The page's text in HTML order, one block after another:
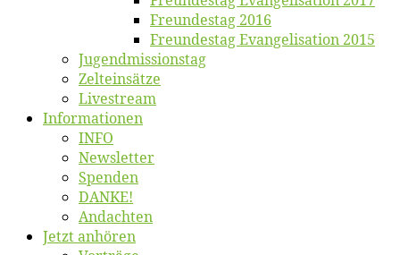
Freun­des­tag 2016
Freun­des­tag Evan­ge­li­sa­ti­on 2015
Jugend­mis­sions­tag
Zelt­ein­sät­ze
Live­stream
Informatio­nen
INFO
News­let­ter
Spen­den
DANKE!
An­dach­ten
Jetzt an­hö­ren